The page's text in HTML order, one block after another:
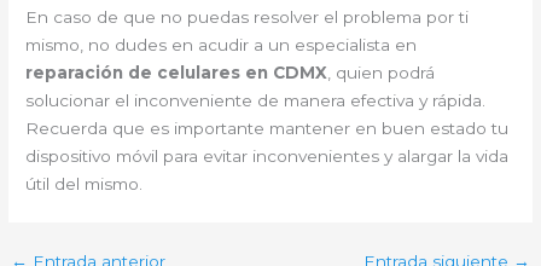
En caso de que no puedas resolver el problema por ti
mismo, no dudes en acudir a un especialista en
reparación de celulares en CDMX , quien podrá
solucionar el inconveniente de manera efectiva y rápida.
Recuerda que es importante mantener en buen estado tu
dispositivo móvil para evitar inconvenientes y alargar la vida
útil del mismo.
← Entrada anterior Entrada siguiente →